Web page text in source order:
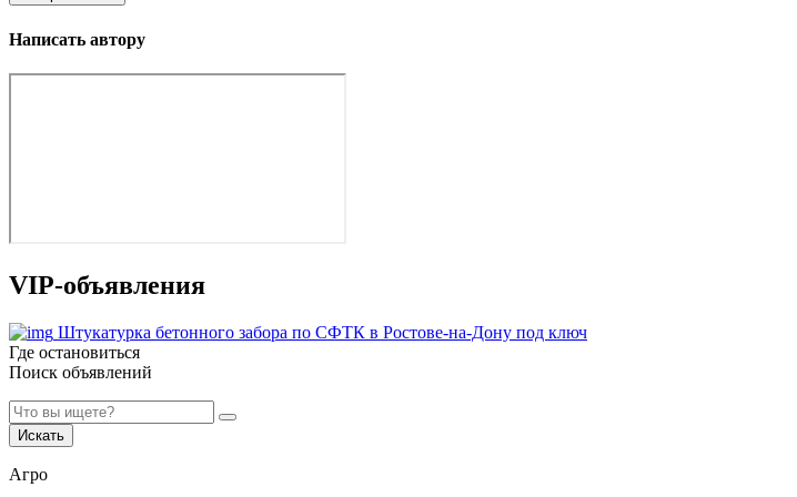
Написать автору
VIP-объявления
Штукатурка бетонного забора по СФТК в Ростове-на-Дону под ключ
Где остановиться
Поиск объявлений
Искать
Агро